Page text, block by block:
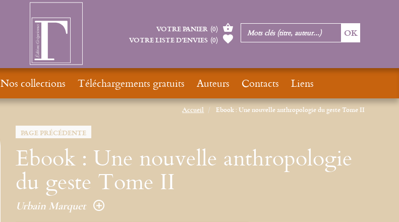
Accueil Ebook : Une nouvelle anthropologie du geste Tome II
PAGE PRÉCÉDENTE
Ebook : Une nouvelle anthropologie
du geste Tome II
Urbain Marquet
VOTRE PANIER (0)
VOTRE LISTE D’ENVIES (0)
Nos collections Téléchargements gratuits Auteurs Contacts Liens